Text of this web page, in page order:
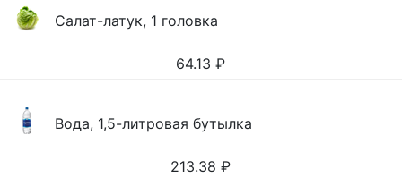
Салат-латук, 1 головка
64.13 ₽
Вода, 1,5-литровая бутылка
213.38 ₽